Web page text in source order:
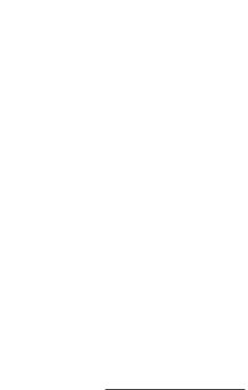
Rechtspraak.nl
verlaat Rechtspraak.nl
- U verlaat Rechtspraak.nl
- U verlaat Rechtspraak.nl
- U verlaat
nieuwsbrief - U verlaat